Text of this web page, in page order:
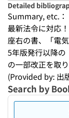
Detailed
Summary, etc.：
最新法令に対応
座右の書、「電
5年版発行以降の
の一部改正を取
(Provided by: 出
Search by